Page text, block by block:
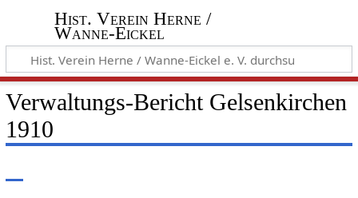
Hist. Verein Herne /
Wanne-Eickel
Verwaltungs-Bericht Gelsenkirchen
1910